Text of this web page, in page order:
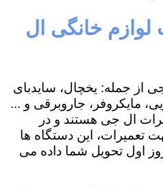
لوازم خانگی ال
از جمله: یخچال، سایدبای
مایکروفر، جاروبرقی و ...
ال جی هستند و در
تعمیرات، این دستگاه ها
اول تحویل شما داده می